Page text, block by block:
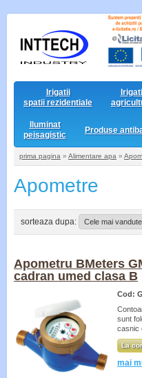
Irigatii
spatii rezidentiale
Iluminat
peisagistic
Produse
prima pagina » Alimentare apa »
Apometre
sorteaza dupa:
Apometru BMeters
cadran umed clasa B
Cod:
sunt
casnic
La
mai